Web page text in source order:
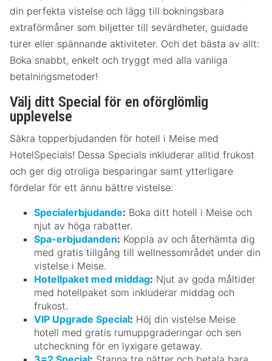
din perfekta vistelse och lägg till bokningsbara
extraförmåner som biljetter till sevärdheter, guidade
turer eller spännande aktiviteter. Och det bästa av allt:
Boka snabbt, enkelt och tryggt med alla vanliga
betalningsmetoder!
Välj ditt Special för en oförglömlig
upplevelse
Säkra topperbjudanden för hotell i Meise med
HotelSpecials! Dessa Specials inkluderar alltid frukost
och ger dig otroliga besparingar samt ytterligare
fördelar för ett ännu bättre vistelse:
Specialerbjudande: Boka ditt hotell i Meise och
njut av höga rabatter.
Spa-erbjudanden: Koppla av och återhämta dig
med gratis tillgång till wellnessområdet under din
vistelse i Meise.
Hotellpaket med middag: Njut av goda måltider
med hotellpaket som inkluderar middag och
frukost.
VIP Upgrade Special: Höj din vistelse Meise
hotell med gratis rumuppgraderingar och sen
utcheckning för en lyxigare getaway.